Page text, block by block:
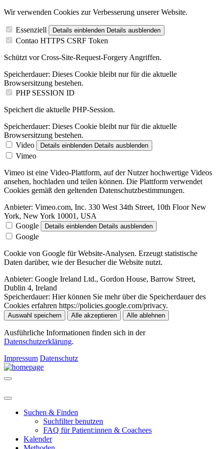
Wir verwenden Cookies zur Verbesserung unserer Website.
Essenziell Details einblenden Details ausblenden
Contao HTTPS CSRF Token
Schützt vor Cross-Site-Request-Forgery Angriffen.
Speicherdauer: Dieses Cookie bleibt nur für die aktuelle
Browsersitzung bestehen.
PHP SESSION ID
Speichert die aktuelle PHP-Session.
Speicherdauer: Dieses Cookie bleibt nur für die aktuelle
Browsersitzung bestehen.
Video
Details einblenden Details ausblenden
Vimeo
Vimeo ist eine Video-Plattform, auf der Nutzer hochwertige Videos
ansehen, hochladen und teilen können. Die Plattform verwendet
Cookies gemäß den geltenden Datenschutzbestimmungen.
Anbieter: Vimeo.com, Inc. 330 West 34th Street, 10th Floor New
York, New York 10001, USA
Google
Details einblenden Details ausblenden
Google
Cookie von Google für Website-Analysen. Erzeugt statistische
Daten darüber, wie der Besucher die Website nutzt.
Anbieter: Google Ireland Ltd., Gordon House, Barrow Street,
Dublin 4, Ireland
Speicherdauer: Hier können Sie mehr über die Speicherdauer des
Cookies erfahren https://policies.google.com/privacy.
Auswahl speichern Alle akzeptieren Alle ablehnen
Ausführliche Informationen finden sich in der
Datenschutzerklärung.
Impressum Datenschutz
Suchen & Finden
Suchfilter benutzen
FAQ für Patient:innen & Coachees
Kalender